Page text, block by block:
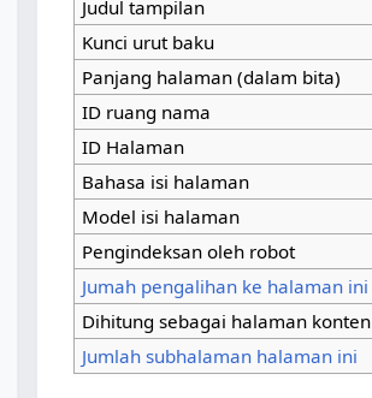
Judul tampilan
Kunci urut baku
Panjang halaman (dalam bita)
ID ruang nama
ID Halaman
Bahasa isi halaman
Model isi halaman
Pengindeksan oleh robot
Jumah pengalihan ke halaman ini
Dihitung sebagai halaman konten
Jumlah subhalaman halaman ini